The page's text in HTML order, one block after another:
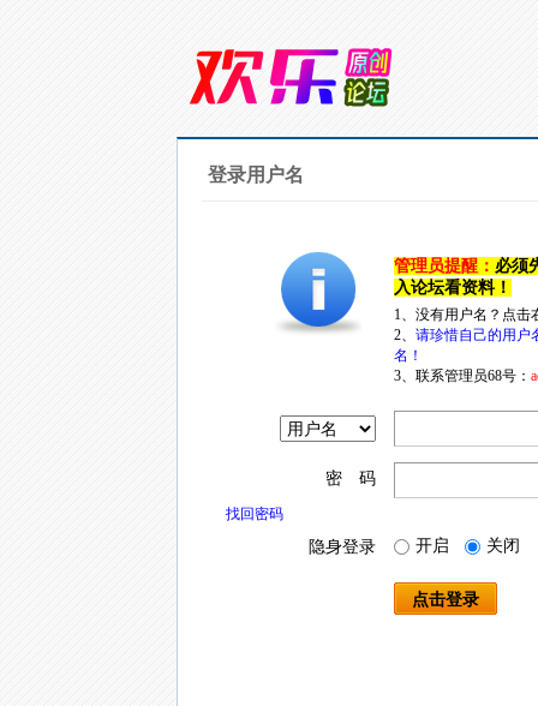
登录用户名
管理员提醒： 必须
入论坛看资料！
1、没有用户名？点
2、 请珍惜自己的用户
名！
3、联系管理员68号：
密 码
找回密码
隐身登录 开启 关闭
点击登录